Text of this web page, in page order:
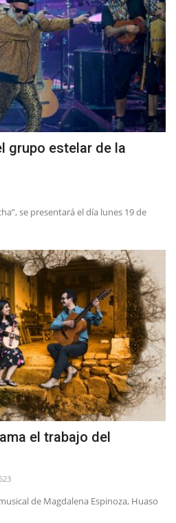
grupo estelar de la
se presentará el día lunes 19 de
el trabajo del
de Magdalena Espinoza, Huaso